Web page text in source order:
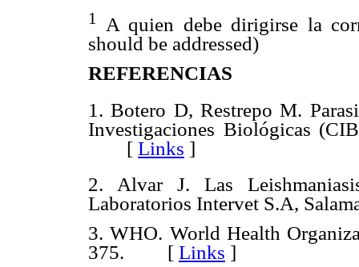
1
A quien debe dirigirse la
should be addressed)
REFERENCIAS
1. Botero D, Restrepo M.
Investigaciones Biológicas
[ Links ]
2. Alvar J. Las
Laboratorios Intervet S.A,
3. WHO. World Health
375. [ Links ]